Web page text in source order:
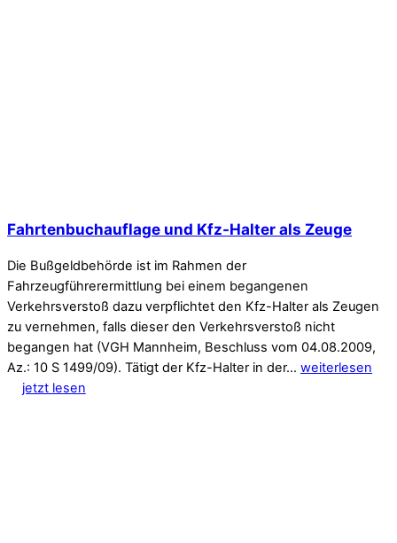
Fahrtenbuchauflage und Kfz-Halter als Zeuge
Die Bußgeldbehörde ist im Rahmen der
Fahrzeugführerermittlung bei einem begangenen
Verkehrsverstoß dazu verpflichtet den Kfz-Halter als Zeugen
zu vernehmen, falls dieser den Verkehrsverstoß nicht
begangen hat (VGH Mannheim, Beschluss vom 04.08.2009,
Az.: 10 S 1499/09). Tätigt der Kfz-Halter in der… weiterlesen
jetzt lesen